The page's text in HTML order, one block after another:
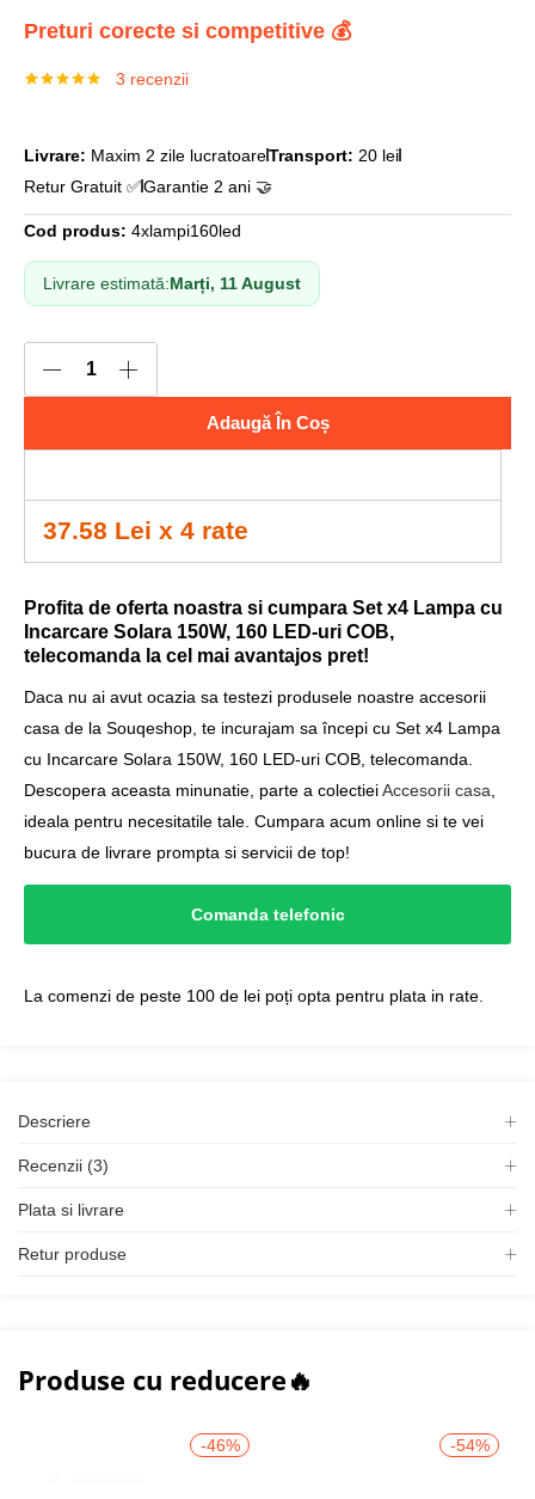
Preturi corecte si competitive 💰
evaluări de
3 recenzii
Livrare: Maxim 2 zile lucratoareTransport: 20 lei
Retur Gratuit ✅Garantie 2 ani 🤝
Cod produs: 4xlampi160led
Livrare estimată:Marți, 11 August
Adaugă În Coș
37.58 Lei x 4 rate
Profita de oferta noastra si cumpara Set x4 Lampa cu
Incarcare Solara 150W, 160 LED-uri COB,
telecomanda la cel mai avantajos pret!
Daca nu ai avut ocazia sa testezi produsele noastre accesorii
casa de la Souqeshop, te incurajam sa începi cu Set x4 Lampa
cu Incarcare Solara 150W, 160 LED-uri COB, telecomanda.
Descopera aceasta minunatie, parte a colectieiAccesorii casa
ideala pentru necesitatile tale. Cumpara acum online si te vei
bucura de livrare prompta si servicii de top!
Comanda telefonic
La comenzi de peste 100 de lei poți opta pentru plata in rate.
Descriere
Recenzii (3)
Plata si livrare
Retur produse
Produse cu reducere🔥
-46% -54%